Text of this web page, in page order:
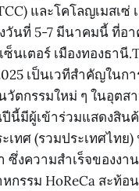
และโคโลญเมสเซ่
นที่ 5-7 มีนาคมนี้ ที่อา
นเตอร์ เมืองทองธานี
เป็นเวทีสำคัญในก
วัตกรรมใหม่ ๆ ในอุตส
ปีนี้มีผู้เข้าร่วมแสดงสิน
เทศ (รวมประเทศไทย
ซึ่งความสำเร็จของงา
กรรม HoReCa สะท้อ